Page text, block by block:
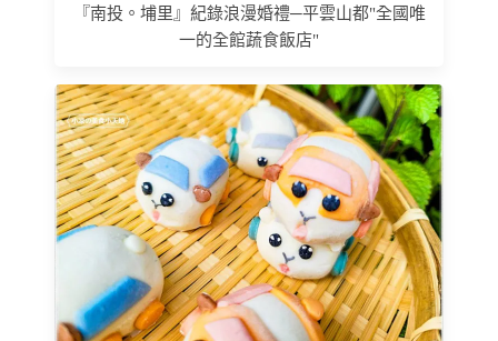
『南投。埔里』紀錄浪漫婚禮─平雲山都"全國唯
一的全館蔬食飯店"